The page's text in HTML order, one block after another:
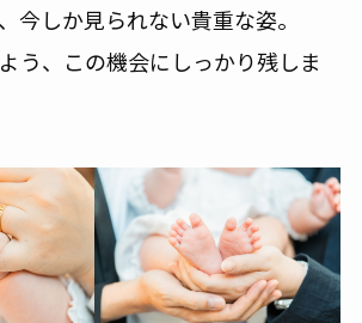
今しか見られない貴重な姿。
う、この機会にしっかり残しま